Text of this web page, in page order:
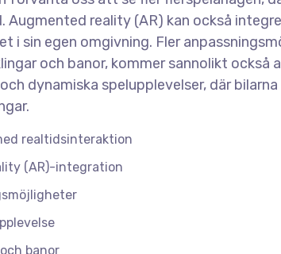
Augmented reality (AR) kan också
i sin egen omgivning. Fler
och banor, kommer sannolikt
dynamiska spelupplevelser, där
realtidsinteraktion
(AR)-integration
banor